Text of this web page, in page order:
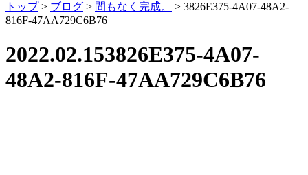
トップ> ブログ > 間もなく完成。 > 3826E375-4A07-48A2-
816F-47AA729C6B76
2022.02.153826E375-4A07-
48A2-816F-47AA729C6B76